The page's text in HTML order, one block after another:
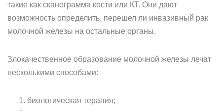
такие как сканограмма кости или КТ. Они дают
возможность определить, перешел ли инвазивный рак
молочной железы на остальные органы.
Злокачественное образование молочной железы лечат
несколькими способами:
биологическая терапия;